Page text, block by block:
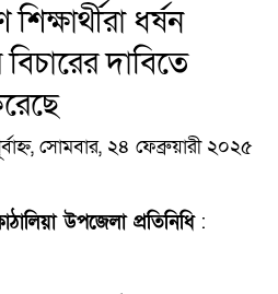
ধর্ষন
দাবিতে
সোমবার, ২৪ ফেব্রুয়ারী ২০২৫
উপজেলা প্রতিনিধি: